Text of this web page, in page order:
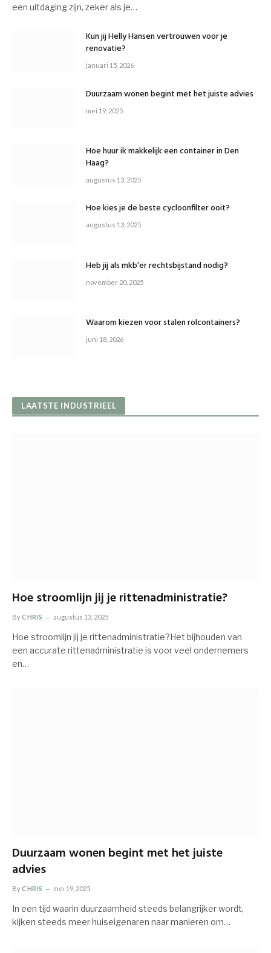
een uitdaging zijn, zeker als je…
Kun jij Helly Hansen vertrouwen voor je
renovatie?
januari 15, 2026
Duurzaam wonen begint met het juiste advies
mei 19, 2025
Hoe huur ik makkelijk een container in Den
Haag?
augustus 13, 2025
Hoe kies je de beste cycloonfilter ooit?
augustus 13, 2025
Heb jij als mkb’er rechtsbijstand nodig?
november 20, 2025
Waarom kiezen voor stalen rolcontainers?
juni 18, 2026
LAATSTE INDUSTRIEEL
Hoe stroomlijn jij je rittenadministratie?
ByCHRIS augustus 13, 2025
Hoe stroomlijn jij je rittenadministratie?Het bijhouden van
een accurate rittenadministratie is voor veel ondernemers
en…
Duurzaam wonen begint met het juiste
advies
ByCHRIS mei 19, 2025
In een tijd waarin duurzaamheid steeds belangrijker wordt,
kijken steeds meer huiseigenaren naar manieren om…